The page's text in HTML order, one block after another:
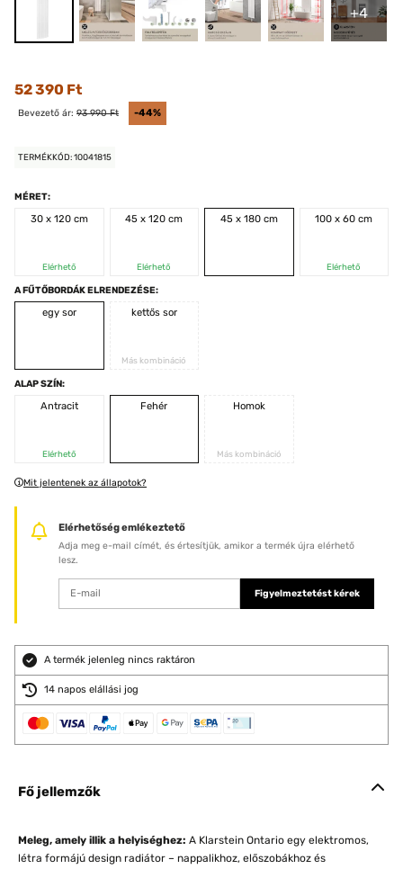
+4
52 390 Ft
Bevezető ár: 93 990 Ft -44%
TERMÉKKÓD: 10041815
MÉRET:
30 x 120 cm
Elérhető
45 x 120 cm
Elérhető
45 x 180 cm 100 x 60 cm
Elérhető
A FŰTŐBORDÁK ELRENDEZÉSE:
egy sor
kettős sor
Más kombináció
ALAP SZÍN:
Antracit
Elérhető
Fehér Homok
Más kombináció
Mit jelentenek az állapotok?
Elérhetőség emlékeztető
Adja meg e-mail címét, és értesítjük, amikor a termék újra elérhető
lesz.
Figyelmeztetést kérek
A termék jelenleg nincs raktáron
14 napos elállási jog
Fő jellemzők
Meleg, amely illik a helyiséghez: A Klarstein Ontario egy elektromos,
létra formájú design radiátor – nappalikhoz, előszobákhoz és